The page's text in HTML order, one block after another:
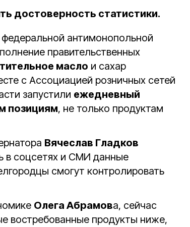
достоверность статистики.
антимонопольной
правительственных
масло и сахар
с Ассоциацией розничных сетей
запустили ежедневный
позициям, не только продуктам
Вячеслав Гладков
в соцсетях и СМИ данные
смогут контролировать
Олега Абрамова, сейчас
востребованные продукты ниже,